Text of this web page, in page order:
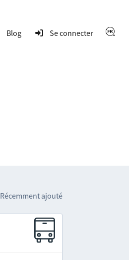
Blog Se connecter
Récemment ajouté